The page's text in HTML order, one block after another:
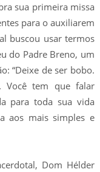
sua primeira missa
para o auxiliarem
buscou usar termos
do Padre Breno, um
“Deixe de ser bobo.
Você tem que falar
para toda sua vida
aos mais simples e
Dom Hélder